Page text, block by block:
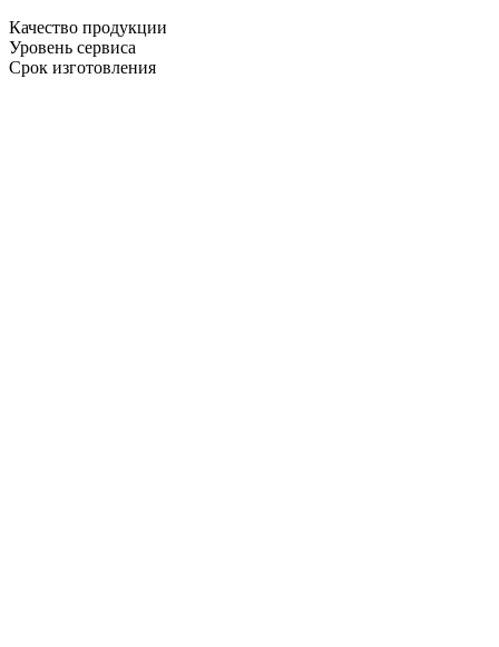
Качество продукции
Уровень сервиса
Срок изготовления